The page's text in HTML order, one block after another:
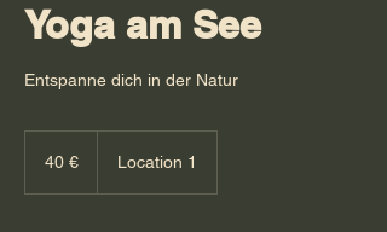
Yoga am See
Entspanne dich in der Natur
40 € Location 1